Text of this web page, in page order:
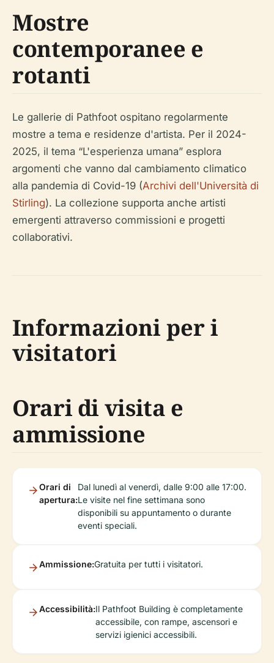
Mostre
contemporanee e
rotanti
Le gallerie di Pathfoot ospitano regolarmente
mostre a tema e residenze d'artista. Per il 2024-
2025, il tema “L'esperienza umana” esplora
argomenti che vanno dal cambiamento climatico
alla pandemia di Covid-19 (Archivi dell'Università di
Stirling). La collezione supporta anche artisti
emergenti attraverso commissioni e progetti
collaborativi.
Informazioni per i
visitatori
Orari di visita e
ammissione
Orari di
apertura:
Dal lunedì al venerdì, dalle 9:00 alle 17:00.
Le visite nel fine settimana sono
disponibili su appuntamento o durante
eventi speciali.
Ammissione:Gratuita per tutti i visitatori.
Accessibilità:Il Pathfoot Building è completamente
accessibile, con rampe, ascensori e
servizi igienici accessibili.